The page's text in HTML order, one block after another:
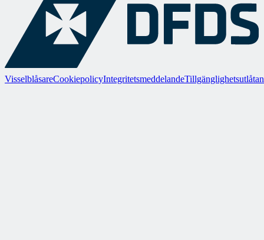
VisselblåsareCookiepolicyIntegritetsmeddelande